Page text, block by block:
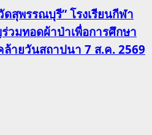
ดสุพรรณบุรี” โรงเรียนกีฬา
วมทอดผ้าป่าเพื่อการศึกษา
ายวันสถาปนา 7 ส.ค. 2569